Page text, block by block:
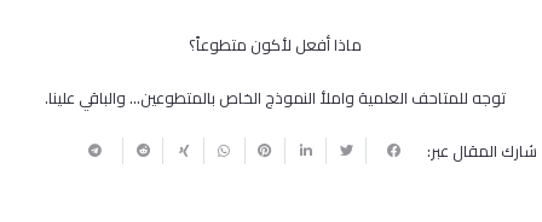
ماذا أفعل لأكون متطوعاً؟
توجه للمتاحف العلمية واملأ النموذج الخاص بالمتطوعين… والباقي علينا.
شارك المقال عبر: